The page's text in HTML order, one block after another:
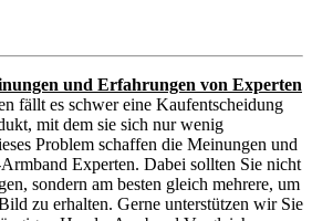
und Erfahrungen von Experten
fällt es schwer eine Kaufentscheidung
mit dem sie sich nur wenig
Problem schaffen die Meinungen und
Experten. Dabei sollten Sie nicht
sondern am besten gleich mehrere, um
zu erhalten. Gerne unterstützen wir Sie